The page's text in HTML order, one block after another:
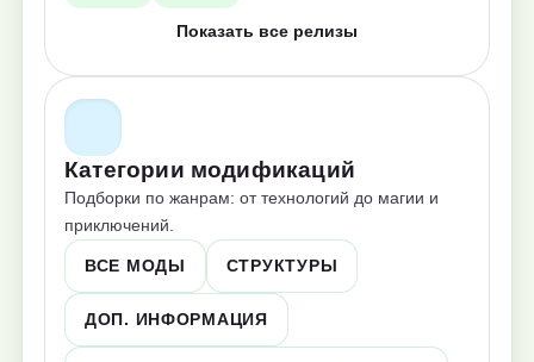
Показать все релизы
Категории модификаций
Подборки по жанрам: от технологий до магии и
приключений.
ВСЕ МОДЫ СТРУКТУРЫ
ДОП. ИНФОРМАЦИЯ